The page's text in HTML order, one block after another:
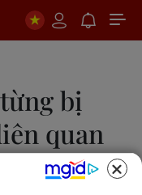
bị
quan